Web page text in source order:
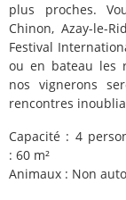
plus proches.
Chinon, Azay-le-
Festival
ou en bateau les
nos vignerons
rencontres
Capacité : 4
: 60 m²
Animaux : Non